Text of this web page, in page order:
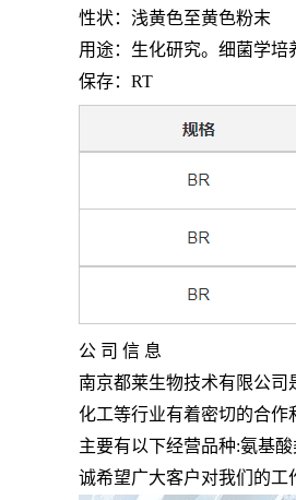
性状：浅黄色至黄色粉末
用途：生化研究。细菌学培
保存： RT
公 司 信 息
南京都莱生物技术有限公司
化工等行业有着密切的合作
主要有以下经营品种:氨基酸
诚希望广大客户对我们的工